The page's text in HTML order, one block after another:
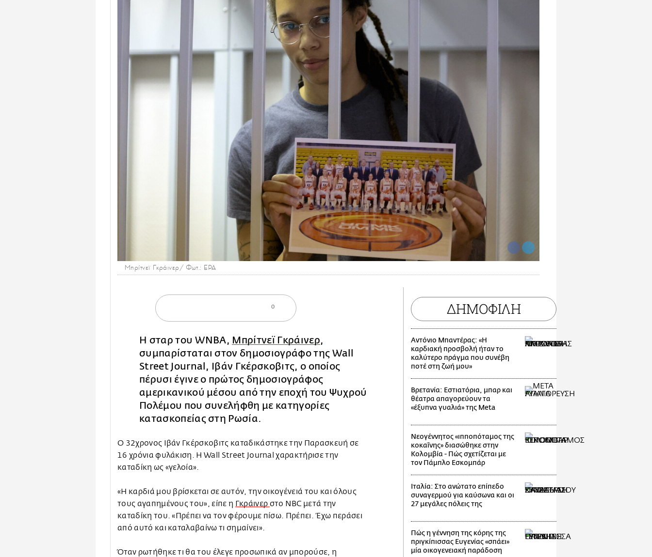
Μπρίτνεϊ Γκράινερ/ Φωτ.: EPA
0
Η σταρ του WNBA, Μπρίτνεϊ Γκράινερ,
συμπαρίσταται στον δημοσιογράφο της Wall
Street Journal, Ιβάν Γκέρσκοβιτς, ο οποίος
πέρυσι έγινε ο πρώτος δημοσιογράφος
αμερικανικού μέσου από την εποχή του Ψυχρού
Πολέμου που συνελήφθη με κατηγορίες
κατασκοπείας στη Ρωσία.
Ο 32χρονος Ιβάν Γκέρσκοβιτς καταδικάστηκε την Παρασκευή σε
16 χρόνια φυλάκιση. Η Wall Street Journal χαρακτήρισε την
καταδίκη ως «γελοία».
«Η καρδιά μου βρίσκεται σε αυτόν, την οικογένειά του και όλους
τους αγαπημένους του», είπε η Γκράινερ στο NBC μετά την
καταδίκη του. «Πρέπει να τον φέρουμε πίσω. Πρέπει. Έχω περάσει
από αυτό και καταλαβαίνω τι σημαίνει».
Όταν ρωτήθηκε τι θα του έλεγε προσωπικά αν μπορούσε, η
ΔΗΜΟΦΙΛΗ
Αντόνιο Μπαντέρας: «Η
καρδιακή προσβολή ήταν το
καλύτερο πράγμα που συνέβη
ποτέ στη ζωή μου»
Βρετανία: Εστιατόρια, μπαρ και
θέατρα απαγορεύουν τα
«έξυπνα γυαλιά» της Meta
Νεογέννητος «ιπποπόταμος της
κοκαΐνης» διασώθηκε στην
Κολομβία - Πώς σχετίζεται με
τον Πάμπλο Εσκομπάρ
Ιταλία: Στο ανώτατο επίπεδο
συναγερμού για καύσωνα και οι
27 μεγάλες πόλεις της
Πώς η γέννηση της κόρης της
πριγκίπισσας Ευγενίας «σπάει»
μία οικογενειακή παράδοση